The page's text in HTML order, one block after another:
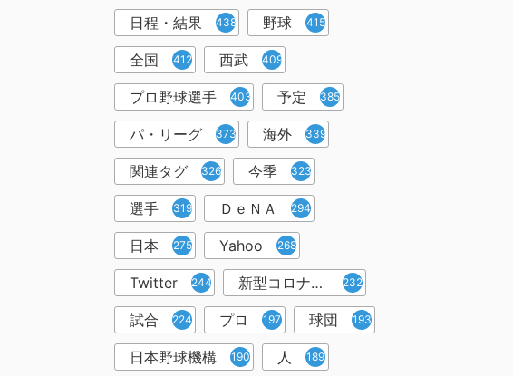
日程・結果 438 野球 415
全国 412 西武 409
プロ野球選手 403 予定 385
パ・リーグ 373 海外 339
関連タグ 326 今季 323
選手 319 ＤｅＮＡ 294
日本 275 Yahoo 268
Twitter 244 新型コロナウイルス 232
試合 224 プロ 197 球団 193
日本野球機構 190 人 189